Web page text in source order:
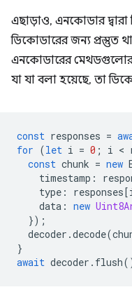
এছাড়াও, এনকোডার দ্বারা
ডিকোডারের জন্য প্রস্তুত
এনকোডারের মেথডগুলোর
যা যা বলা হয়েছে, তা
const responses =
for (let i = 0 ; i <
const chunk = new
timestamp :
type : responses[
data : new
});
decoder .decode(
}
await decoder . flush